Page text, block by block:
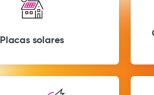
Placas solares